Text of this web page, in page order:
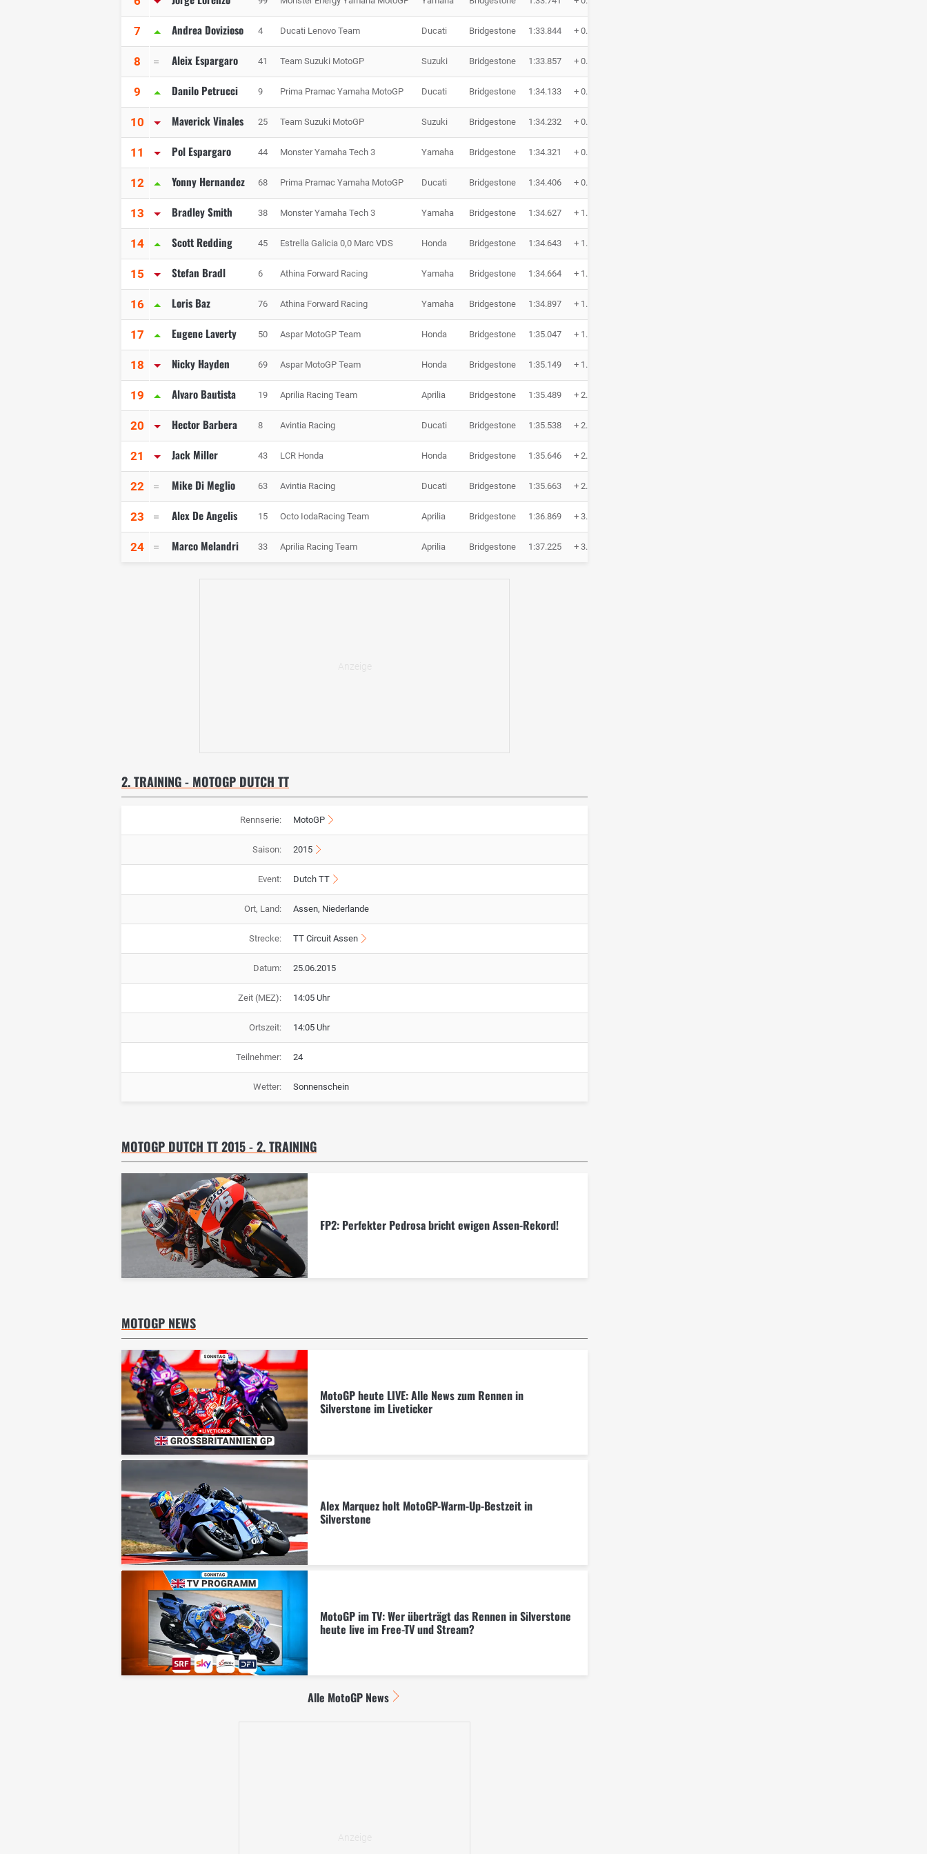
7 Andrea Dovizioso 4 Ducati Lenovo Team Ducati Bridgestone 1:33.844 + 0.394
8 Aleix Espargaro 41 Team Suzuki MotoGP Suzuki Bridgestone 1:33.857 + 0.407
9 Danilo Petrucci 9 Prima Pramac Yamaha MotoGP Ducati Bridgestone 1:34.133 + 0.683
10 Maverick Vinales 25 Team Suzuki MotoGP Suzuki Bridgestone 1:34.232 + 0.782
11 Pol Espargaro 44 Monster Yamaha Tech 3 Yamaha Bridgestone 1:34.321 + 0.871
12 Yonny Hernandez 68 Prima Pramac Yamaha MotoGP Ducati Bridgestone 1:34.406 + 0.956
13 Bradley Smith 38 Monster Yamaha Tech 3 Yamaha Bridgestone 1:34.627 + 1.177
14 Scott Redding 45 Estrella Galicia 0,0 Marc VDS Honda Bridgestone 1:34.643 + 1.193
15 Stefan Bradl 6 Athina Forward Racing Yamaha Bridgestone 1:34.664 + 1.214
16 Loris Baz 76 Athina Forward Racing Yamaha Bridgestone 1:34.897 + 1.447
17 Eugene Laverty 50 Aspar MotoGP Team Honda Bridgestone 1:35.047 + 1.597
18 Nicky Hayden 69 Aspar MotoGP Team Honda Bridgestone 1:35.149 + 1.699
19 Alvaro Bautista 19 Aprilia Racing Team Aprilia Bridgestone 1:35.489 + 2.039
20 Hector Barbera 8 Avintia Racing Ducati Bridgestone 1:35.538 + 2.088
21 Jack Miller 43 LCR Honda Honda Bridgestone 1:35.646 + 2.196
22 Mike Di Meglio 63 Avintia Racing Ducati Bridgestone 1:35.663 + 2.213
23 Alex De Angelis 15 Octo IodaRacing Team Aprilia Bridgestone 1:36.869 + 3.419
24 Marco Melandri 33 Aprilia Racing Team Aprilia Bridgestone 1:37.225 + 3.775
2. TRAINING - MOTOGP DUTCH TT
Rennserie: MotoGP
Saison: 2015
Event: Dutch TT
Ort, Land: Assen, Niederlande
Strecke: TT Circuit Assen
Datum: 25.06.2015
Zeit (MEZ): 14:05 Uhr
Ortszeit: 14:05 Uhr
Teilnehmer: 24
Wetter: Sonnenschein
MOTOGP DUTCH TT 2015 - 2. TRAINING
FP2: Perfekter Pedrosa bricht ewigen Assen-Rekord!
MOTOGP NEWS
MotoGP heute LIVE: Alle News zum Rennen in
Silverstone im Liveticker
Alex Marquez holt MotoGP-Warm-Up-Bestzeit in
Silverstone
MotoGP im TV: Wer überträgt das Rennen in Silverstone
heute live im Free-TV und Stream?
Alle MotoGP News